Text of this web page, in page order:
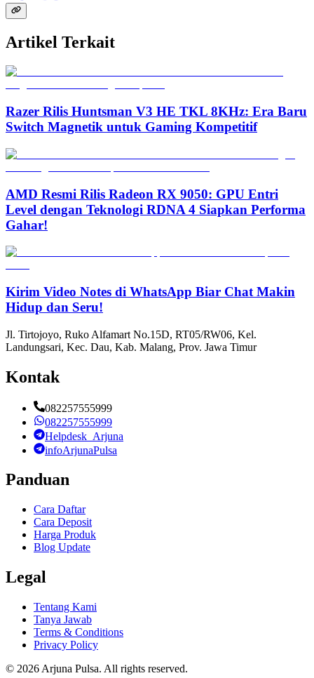
Artikel Terkait
Razer Rilis Huntsman V3 HE TKL 8KHz: Era Baru
Switch Magnetik untuk Gaming Kompetitif
AMD Resmi Rilis Radeon RX 9050: GPU Entri
Level dengan Teknologi RDNA 4 Siapkan Performa
Gahar!
Kirim Video Notes di WhatsApp Biar Chat Makin
Hidup dan Seru!
Jl. Tirtojoyo, Ruko Alfamart No.15D, RT05/RW06, Kel.
Landungsari, Kec. Dau, Kab. Malang, Prov. Jawa Timur
Kontak
082257555999
082257555999
Helpdesk_Arjuna
infoArjunaPulsa
Panduan
Cara Daftar
Cara Deposit
Harga Produk
Blog Update
Legal
Tentang Kami
Tanya Jawab
Terms & Conditions
Privacy Policy
© 2026 Arjuna Pulsa. All rights reserved.